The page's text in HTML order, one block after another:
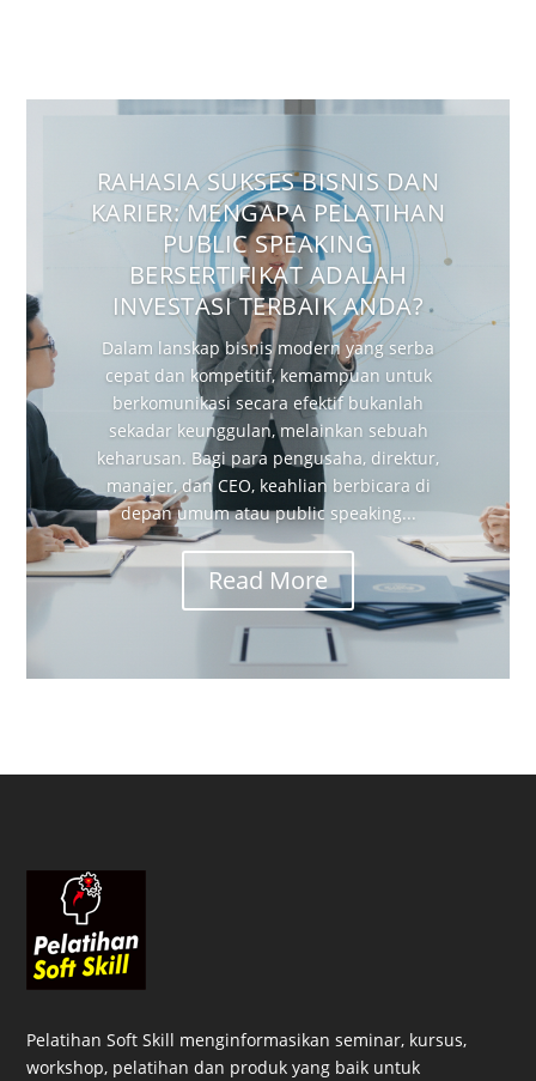
RAHASIA SUKSES BISNIS DAN
KARIER: MENGAPA PELATIHAN
PUBLIC SPEAKING
BERSERTIFIKAT ADALAH
INVESTASI TERBAIK ANDA?
Dalam lanskap bisnis modern yang serba
cepat dan kompetitif, kemampuan untuk
berkomunikasi secara efektif bukanlah
sekadar keunggulan, melainkan sebuah
keharusan. Bagi para pengusaha, direktur,
manajer, dan CEO, keahlian berbicara di
depan umum atau public speaking...
Read More
Pelatihan Soft Skill menginformasikan seminar, kursus,
workshop, pelatihan dan produk yang baik untuk